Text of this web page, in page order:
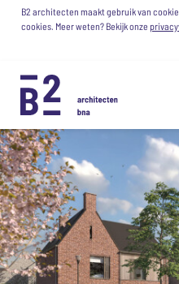
B2 architecten maakt gebruik van
cookies. Meer weten? Bekijk onze
VACATURE:
MODELLEUR